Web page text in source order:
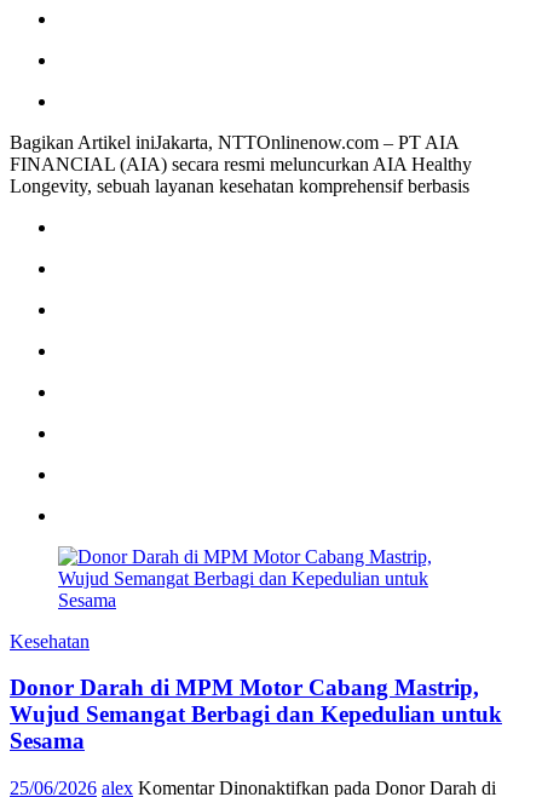
Bagikan Artikel iniJakarta, NTTOnlinenow.com – PT AIA
FINANCIAL (AIA) secara resmi meluncurkan AIA Healthy
Longevity, sebuah layanan kesehatan komprehensif berbasis
Kesehatan
Donor Darah di MPM Motor Cabang Mastrip,
Wujud Semangat Berbagi dan Kepedulian untuk
Sesama
25/06/2026 alex Komentar Dinonaktifkan pada Donor Darah di